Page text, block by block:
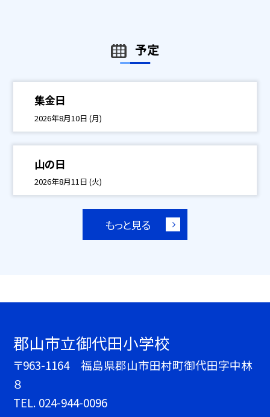
予定
集金日
2026年8月10日 (月)
山の日
2026年8月11日 (火)
もっと見る
郡山市立御代田小学校
〒963-1164 福島県郡山市田村町御代田字中林
８
TEL. 024-944-0096